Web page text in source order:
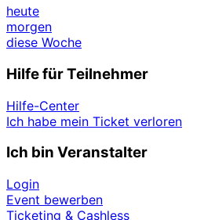
heute
morgen
diese Woche
Hilfe für Teilnehmer
Hilfe-Center
Ich habe mein Ticket verloren
Ich bin Veranstalter
Login
Event bewerben
Ticketing & Cashless